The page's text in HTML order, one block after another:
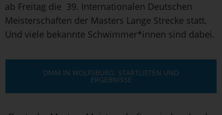
ab Freitag die 39. Internationalen Deutschen
Meisterschaften der Masters Lange Strecke statt.
Und viele bekannte Schwimmer*innen sind dabei.
DMM IN WOLFSBURG: STARTLISTEN UND
ERGEBNISSE